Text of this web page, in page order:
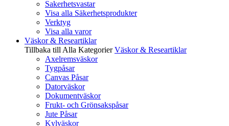
Sakerhetsvastar
Visa alla Säkerhetsprodukter
Verktyg
Visa alla varor
Väskor & Researtiklar
Tillbaka till Alla Kategorier Väskor & Researtiklar
Axelremsväskor
Tygpåsar
Canvas Påsar
Datorväskor
Dokumentväskor
Frukt- och Grönsakspåsar
Jute Påsar
Kylväskor